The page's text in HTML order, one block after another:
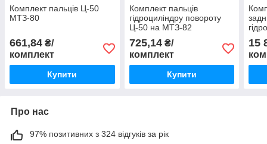
Комплект пальців Ц-50
МТЗ-80
661,84 ₴/
комплект
Купити
Комплект пальців
гідроциліндру повороту
Ц-50 на МТЗ-82
725,14₴/
комплект
Купити
15
Про нас
97% позитивних з 324 відгуків за рік